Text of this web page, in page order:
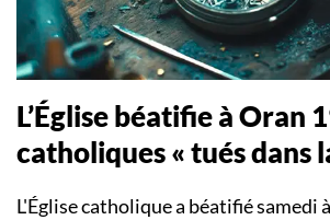
L’Église béatifie à Oran
catholiques « tués dans
L'Église catholique a béatifié samedi